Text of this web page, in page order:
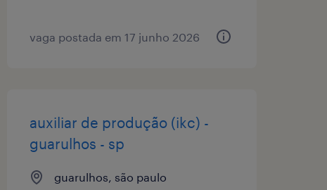
vaga postada em 17 junho 2026
auxiliar de produção (ikc) -
guarulhos - sp
guarulhos, são paulo